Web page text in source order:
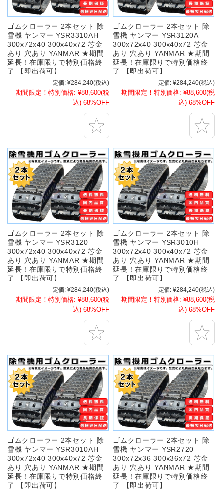
ゴムクローラー 2本セット 除
雪機 ヤンマー YSR3310AH
300x72x40 300x40x72 芯金
あり 穴あり YANMAR ★期間
延長！在庫限りで特別価格終
了 【即出荷可】
定価: ¥284,240(税込)
期間限定！特別価格: ¥88,600(税
込) 68%OFF
ゴムクローラー 2本セット 除
雪機 ヤンマー YSR3120A
300x72x40 300x40x72 芯金
あり 穴あり YANMAR ★期間
延長！在庫限りで特別価格終
了 【即出荷可】
定価: ¥284,240(税込)
期間限定！特別価格: ¥88,600(税
込) 68%OFF
ゴムクローラー 2本セット 除
雪機 ヤンマー YSR3120
300x72x40 300x40x72 芯金
あり 穴あり YANMAR ★期間
延長！在庫限りで特別価格終
了 【即出荷可】
定価: ¥284,240(税込)
期間限定！特別価格: ¥88,600(税
込) 68%OFF
ゴムクローラー 2本セット 除
雪機 ヤンマー YSR3010H
300x72x40 300x40x72 芯金
あり 穴あり YANMAR ★期間
延長！在庫限りで特別価格終
了 【即出荷可】
定価: ¥284,240(税込)
期間限定！特別価格: ¥88,600(税
込) 68%OFF
ゴムクローラー 2本セット 除
雪機 ヤンマー YSR3010AH
300x72x40 300x40x72 芯金
あり 穴あり YANMAR ★期間
延長！在庫限りで特別価格終
了 【即出荷可】
ゴムクローラー 2本セット 除
雪機 ヤンマー YSR2720
300x72x36 300x36x72 芯金
あり 穴あり YANMAR ★期間
延長！在庫限りで特別価格終
了 【即出荷可】